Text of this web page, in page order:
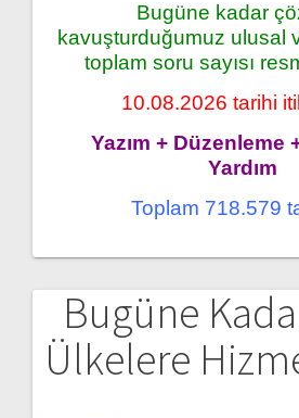
Bugüne kadar
kavuşturduğumuz ulusal
toplam soru sayısı
10.08.2026 tarihi
Yazım + Düzenleme
Yardım
Toplam 718.579
Bugüne
Ülkelere